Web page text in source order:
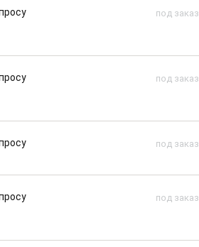
под заказ
под заказ
под заказ
под заказ